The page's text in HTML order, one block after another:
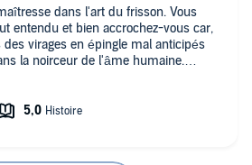
dans l'art du frisson. Vous
entendu et bien accrochez-vous car,
des virages en épingle mal anticipés
la noirceur de l'âme humaine.
déchirante, toxique entre un
l'on comprend, plaint, puis déteste,